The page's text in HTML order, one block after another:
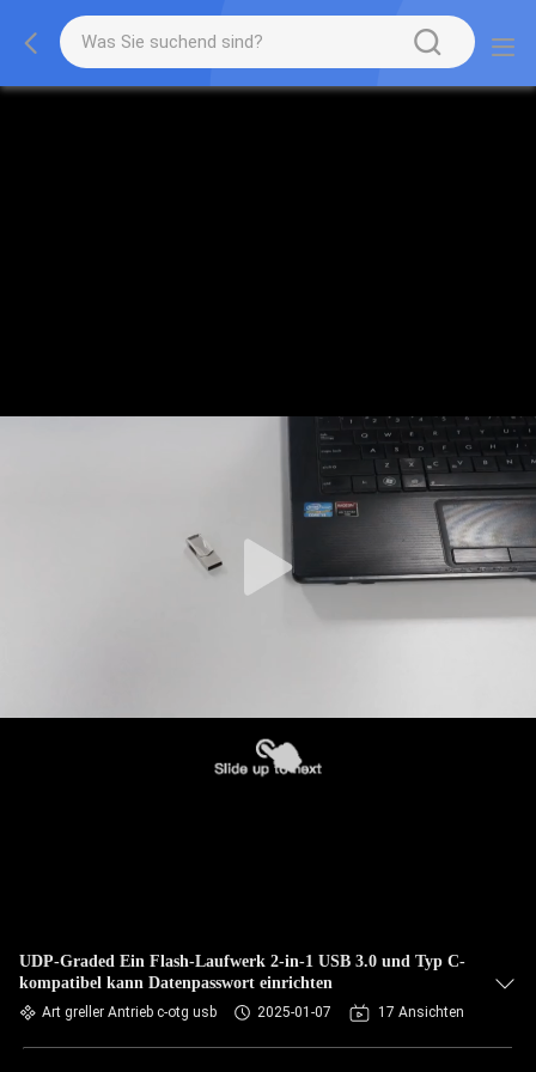
UDP-Graded Ein Flash-Laufwerk 2-in-1 USB 3.0 und Typ C-
kompatibel kann Datenpasswort einrichten
Art greller Antrieb c-otg usb 2025-01-07 17 Ansichten